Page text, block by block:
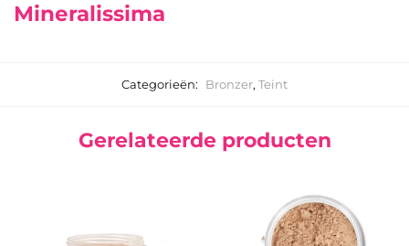
Mineralissima
Categorieën: Bronzer, Teint
Gerelateerde producten